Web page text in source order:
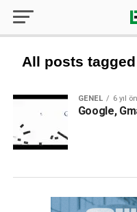
All posts
GENEL 6 yıl
Google,